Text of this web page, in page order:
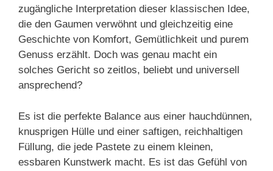
zugängliche Interpretation dieser klassischen Idee,
die den Gaumen verwöhnt und gleichzeitig eine
Geschichte von Komfort, Gemütlichkeit und purem
Genuss erzählt. Doch was genau macht ein
solches Gericht so zeitlos, beliebt und universell
ansprechend?
Es ist die perfekte Balance aus einer hauchdünnen,
knusprigen Hülle und einer saftigen, reichhaltigen
Füllung, die jede Pastete zu einem kleinen,
essbaren Kunstwerk macht. Es ist das Gefühl von